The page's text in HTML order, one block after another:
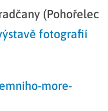
(Pohořelec
fotografií
more-